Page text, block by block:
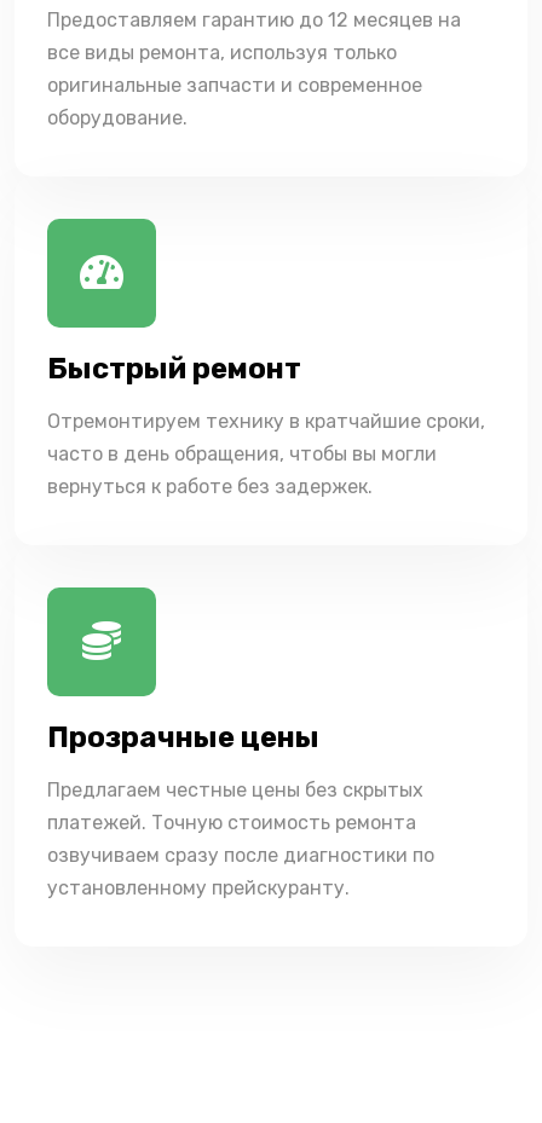
Предоставляем гарантию до 12 месяцев на
все виды ремонта, используя только
оригинальные запчасти и современное
оборудование.
Быстрый ремонт
Отремонтируем технику в кратчайшие сроки,
часто в день обращения, чтобы вы могли
вернуться к работе без задержек.
Прозрачные цены
Предлагаем честные цены без скрытых
платежей. Точную стоимость ремонта
озвучиваем сразу после диагностики по
установленному прейскуранту.